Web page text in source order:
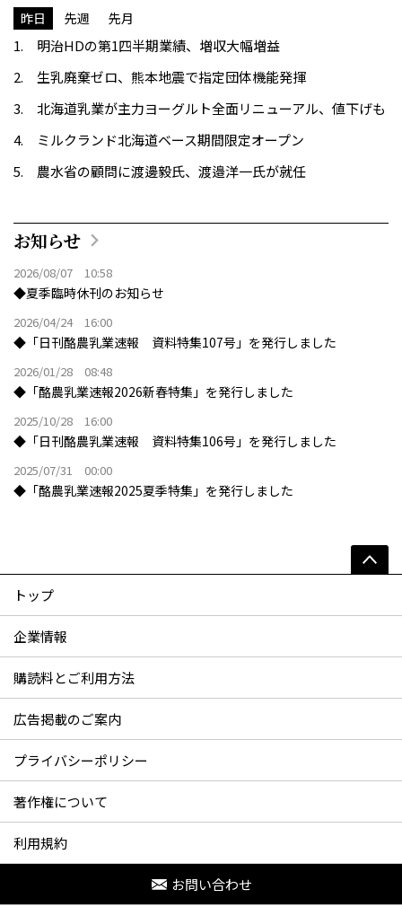
昨日 先週 先月
明治HDの第1四半期業績、増収大幅増益
生乳廃棄ゼロ、熊本地震で指定団体機能発揮
北海道乳業が主力ヨーグルト全面リニューアル、値下げも
ミルクランド北海道ベース期間限定オープン
農水省の顧問に渡邊毅氏、渡邉洋一氏が就任
お知らせ
2026/08/07 10:58
◆夏季臨時休刊のお知らせ
2026/04/24 16:00
◆「日刊酪農乳業速報 資料特集107号」を発行しました
2026/01/28 08:48
◆「酪農乳業速報2026新春特集」を発行しました
2025/10/28 16:00
◆「日刊酪農乳業速報 資料特集106号」を発行しました
2025/07/31 00:00
◆「酪農乳業速報2025夏季特集」を発行しました
トップ
企業情報
購読料とご利用方法
広告掲載のご案内
プライバシーポリシー
著作権について
利用規約
お問い合わせ